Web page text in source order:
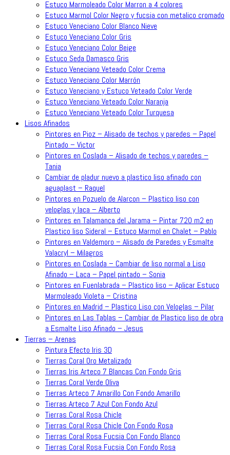
Estuco Marmoleado Color Marron a 4 colores
Estuco Marmol Color Negro y fucsia con metalico cromado
Estuco Veneciano Color Blanco Nieve
Estuco Veneciano Color Gris
Estuco Veneciano Color Beige
Estuco Seda Damasco Gris
Estuco Veneciano Veteado Color Crema
Estuco Veneciano Color Marrón
Estuco Veneciano y Estuco Veteado Color Verde
Estuco Veneciano Veteado Color Naranja
Estuco Veneciano Veteado Color Turquesa
Lisos Afinados
Pintores en Pioz – Alisado de techos y paredes – Papel
Pintado – Victor
Pintores en Coslada – Alisado de techos y paredes –
Tania
Cambiar de pladur nuevo a plastico liso afinado con
aguaplast – Raquel
Pintores en Pozuelo de Alarcon – Plastico liso con
veloglas y laca – Alberto
Pintores en Talamanca del Jarama – Pintar 720 m2 en
Plastico liso Sideral – Estuco Marmol en Chalet – Pablo
Pintores en Valdemoro – Alisado de Paredes y Esmalte
Valacryl – Milagros
Pintores en Coslada – Cambiar de liso normal a Liso
Afinado – Laca – Papel pintado – Sonia
Pintores en Fuenlabrada – Plastico liso – Aplicar Estuco
Marmoleado Violeta – Cristina
Pintores en Madrid – Plastico Liso con Veloglas – Pilar
Pintores en Las Tablas – Cambiar de Plastico liso de obra
a Esmalte Liso Afinado – Jesus
Tierras – Arenas
Pintura Efecto Iris 3D
Tierras Coral Oro Metalizado
Tierras Iris Arteco 7 Blancas Con Fondo Gris
Tierras Coral Verde Oliva
Tierras Arteco 7 Amarillo Con Fondo Amarillo
Tierras Arteco 7 Azul Con Fondo Azul
Tierras Coral Rosa Chicle
Tierras Coral Rosa Chicle Con Fondo Rosa
Tierras Coral Rosa Fucsia Con Fondo Blanco
Tierras Coral Rosa Fucsia Con Fondo Rosa